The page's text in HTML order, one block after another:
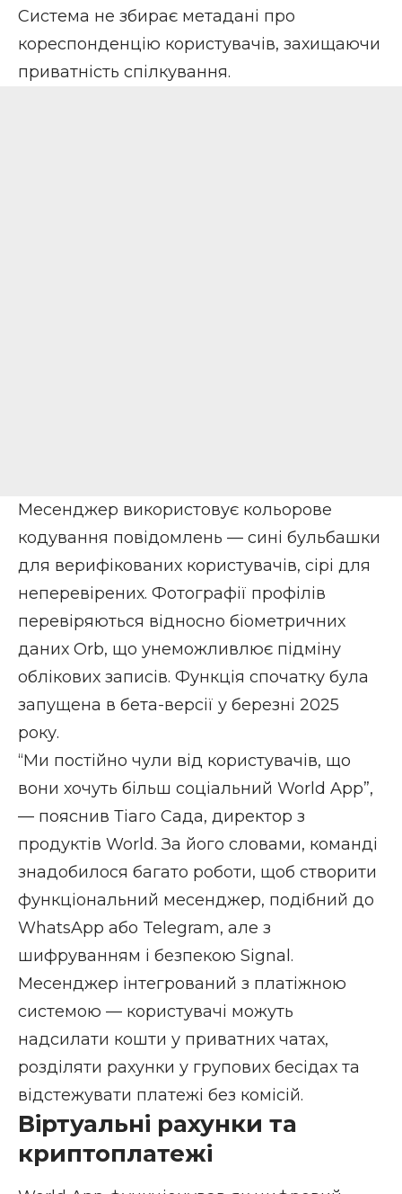
Система не збирає метадані про
кореспонденцію користувачів, захищаючи
приватність спілкування.
Месенджер використовує кольорове
кодування повідомлень — сині бульбашки
для верифікованих користувачів, сірі для
неперевірених. Фотографії профілів
перевіряються відносно біометричних
даних Orb, що унеможливлює підміну
облікових записів. Функція спочатку була
запущена в бета-версії у березні 2025
року.
“Ми постійно чули від користувачів, що
вони хочуть більш соціальний World App”,
— пояснив Тіаго Сада, директор з
продуктів World. За його словами, команді
знадобилося багато роботи, щоб створити
функціональний месенджер, подібний до
WhatsApp або Telegram, але з
шифруванням і безпекою Signal.
Месенджер інтегрований з платіжною
системою — користувачі можуть
надсилати кошти у приватних чатах,
розділяти рахунки у групових бесідах та
відстежувати платежі без комісій.
Віртуальні рахунки та
криптоплатежі